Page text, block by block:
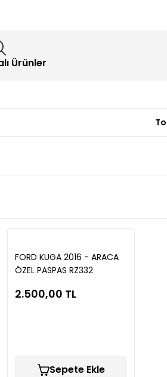
Ürünler
FORD KUGA 2016 - ARACA
ÖZEL PASPAS RZ332
2.500,00 TL
Sepete Ekle